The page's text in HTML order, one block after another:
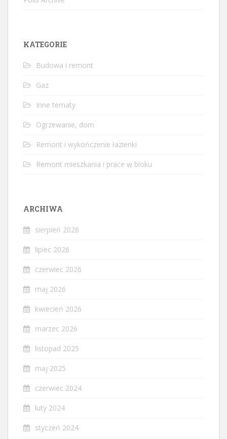
KATEGORIE
Budowa i remont
Gaz
Inne tematy
Ogrzewanie, dom
Remont i wykończenie łazienki
Remont mieszkania i prace w bloku
ARCHIWA
sierpień 2026
lipiec 2026
czerwiec 2026
maj 2026
kwiecień 2026
marzec 2026
listopad 2025
maj 2025
czerwiec 2024
luty 2024
styczeń 2024